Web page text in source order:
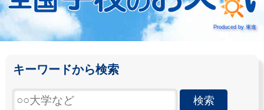
Produced by 東進
キーワードから検索